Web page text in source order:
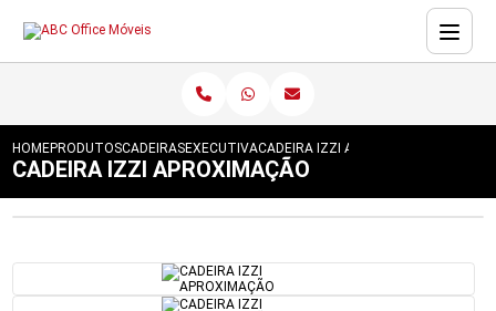
HOMEPRODUTOSCADEIRASEXECUTIVACADEIRA IZZI APROXIMAÇÃO
CADEIRA IZZI APROXIMAÇÃO